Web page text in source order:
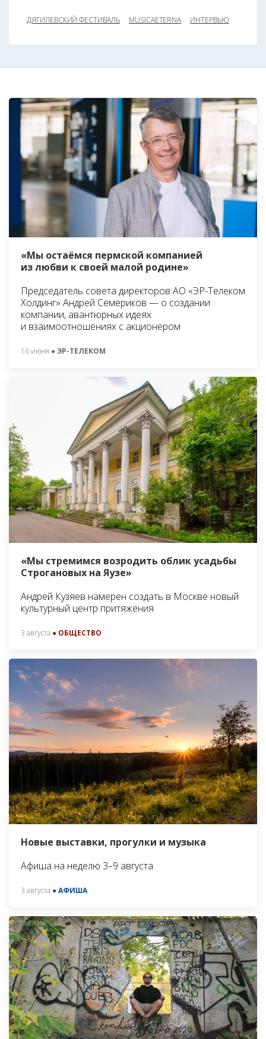
ДЯГИЛЕВСКИЙ ФЕСТИВАЛЬ MUSICAETERNA ИНТЕРВЬЮ
«Мы остаёмся пермской компанией
из любви к своей малой родине»
Председатель совета директоров АО «ЭР-Телеком
Холдинг» Андрей Семериков — о создании
компании, авантюрных идеях
и взаимоотношениях с акционером
16 июня ● ЭР-ТЕЛЕКОМ
«Мы стремимся возродить облик усадьбы
Строгановых на Яузе»
Андрей Кузяев намерен создать в Москве новый
культурный центр притяжения
3 августа ● ОБЩЕСТВО
Новые выставки, прогулки и музыка
Афиша на неделю 3–9 августа
3 августа ● АФИША